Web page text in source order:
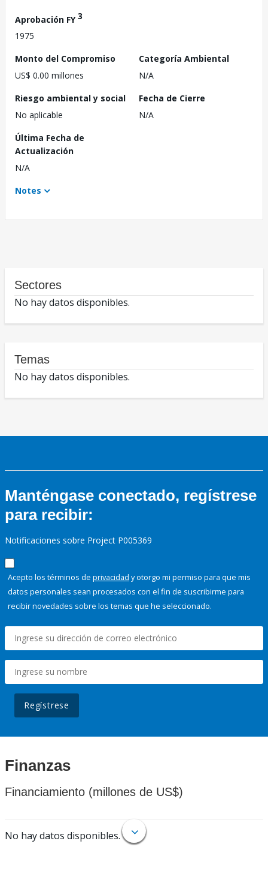
Aprobación FY3
1975
Monto del Compromiso
US$ 0.00 millones
Categoría Ambiental
N/A
Riesgo ambiental y social
No aplicable
Fecha de Cierre
N/A
Última Fecha de
Actualización
N/A
Notes
Sectores
No hay datos disponibles.
Temas
No hay datos disponibles.
Manténgase conectado, regístrese
para recibir:
Notificaciones sobre Project P005369
Acepto los términos de privacidad y otorgo mi permiso para que mis
datos personales sean procesados con el fin de suscribirme para
recibir novedades sobre los temas que he seleccionado.
Regístrese
Finanzas
Financiamiento (millones de US$)
No hay datos disponibles.